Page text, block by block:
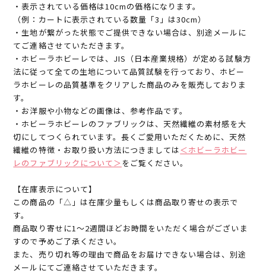
・表示されている価格は10cmの価格になります。
（例：カートに表示されている数量「3」は30cm）
・生地が繋がった状態でご提供できない場合は、別途メールに
てご連絡させていただきます。
・ホビーラホビーレでは、JIS（日本産業規格）が定める試験方
法に従って全ての生地について品質試験を行っており、ホビー
ラホビーレの品質基準をクリアした商品のみを販売しておりま
す。
・お洋服や小物などの画像は、参考作品です。
・ホビーラホビーレのファブリックは、天然繊維の素材感を大
切にしてつくられています。長くご愛用いただくために、天然
繊維の特徴・お取り扱い方法につきましては＜ホビーラホビー
レのファブリックについて＞ をご覧ください。
【在庫表示について】
この商品の「△」は在庫少量もしくは商品取り寄せの表示で
す。
商品取り寄せに1～2週間ほどお時間をいただく場合がございま
すので予めご了承ください。
また、売り切れ等の理由で商品をお届けできない場合は、別途
メールにてご連絡させていただきます。